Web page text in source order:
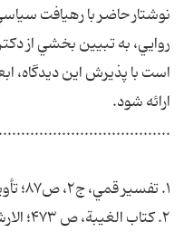
نوشتار حاضر با رهيافت
روايي، به تبيين بخشي از
است با پذيرش اين ديدگاه،
ارائه شود.
۱. تفسير قمي، ج۲، ص۸۷؛ تأويل الآيات، ص۳۳۹.
۲. كتاب الغيبة، ص ۴۷۳؛ الارشاد، ج۲، ص۳۸۵.